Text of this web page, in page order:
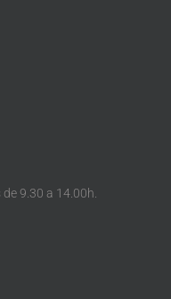
9.30 a 14.00h.